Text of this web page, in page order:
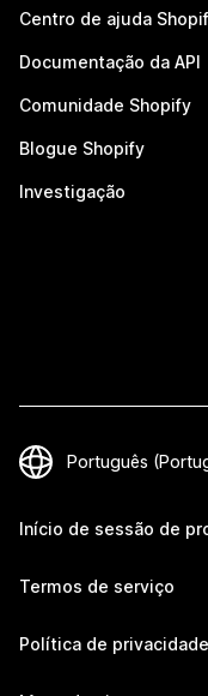
Centro de ajuda
Documentação da API
Comunidade Shopify
Blogue Shopify
Investigação
Início de sessão de
Termos de serviço
Política de privacidade